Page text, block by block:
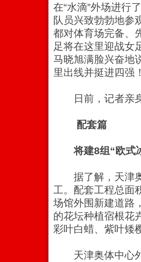
在“水滴”外场进行
队员兴致勃勃地参
都对体育场完备、
足将在这里迎战女
马晓旭满脸兴奋地
里出线并挺进四强
日前，记者亲身
配套篇
将建8组“欧式
据了解，天津奥
工。配套工程总面
场馆外围新建道路
的花坛种植宿根花
彩叶白蜡、紫叶矮
天津奥体中心外